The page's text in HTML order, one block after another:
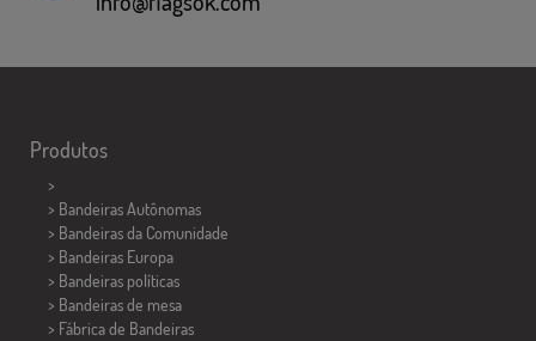
Produtos
>
> Bandeiras Autônomas
> Bandeiras da Comunidade
> Bandeiras Europa
> Bandeiras políticas
> Bandeiras de mesa
> Fábrica de Bandeiras